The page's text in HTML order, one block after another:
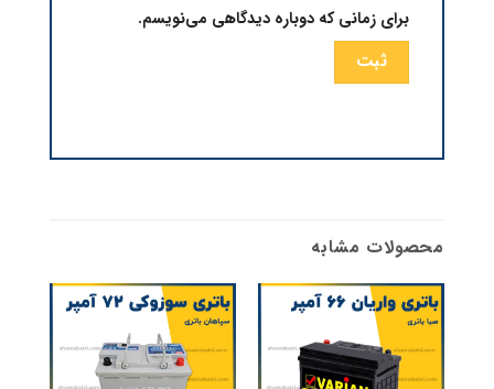
برای زمانی که دوباره دیدگاهی می‌نویسم.
محصولات مشابه